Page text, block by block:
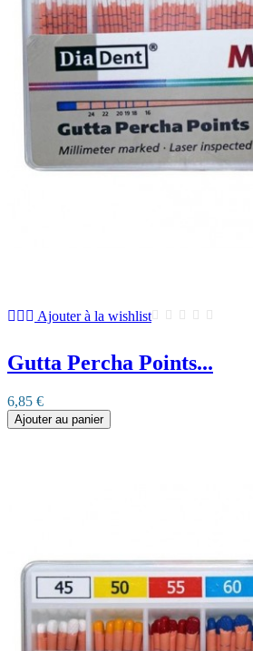
Ajouter à la wishlist
Gutta Percha Points...
6,85 €
Ajouter au panier